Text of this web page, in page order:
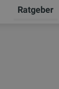
umschalten
Ratgeber